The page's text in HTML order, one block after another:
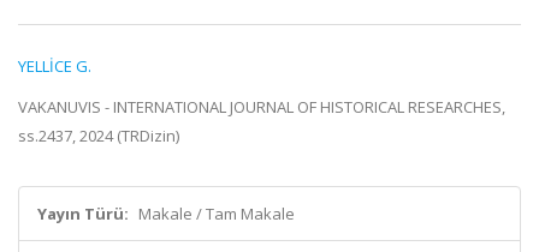
YELLİCE G.
VAKANUVIS - INTERNATIONAL JOURNAL OF HISTORICAL RESEARCHES,
ss.2437, 2024 (TRDizin)
Yayın Türü: Makale / Tam Makale